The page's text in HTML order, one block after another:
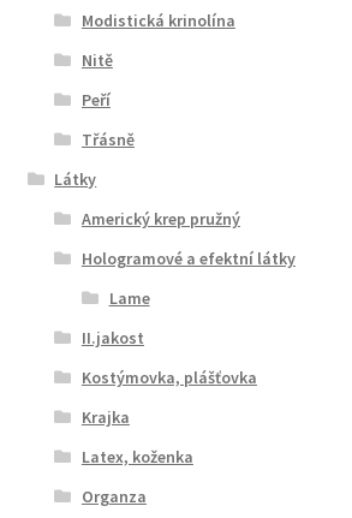
Modistická krinolína
Nitě
Peří
Třásně
Látky
Americký krep pružný
Hologramové a efektní látky
Lame
II.jakost
Kostýmovka, plášťovka
Krajka
Latex, koženka
Organza